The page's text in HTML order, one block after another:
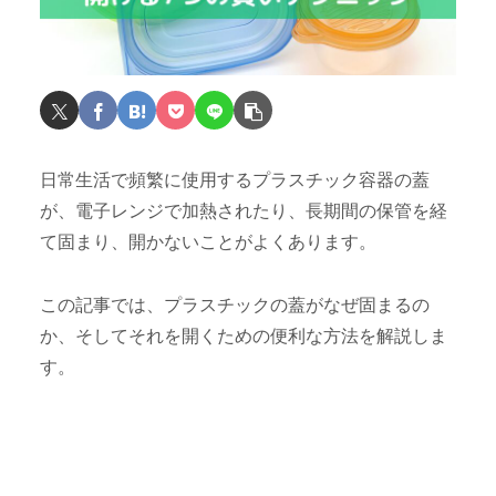
日常生活で頻繁に使用するプラスチック容器の蓋
が、電子レンジで加熱されたり、長期間の保管を経
て固まり、開かないことがよくあります。
この記事では、プラスチックの蓋がなぜ固まるの
か、そしてそれを開くための便利な方法を解説しま
す。